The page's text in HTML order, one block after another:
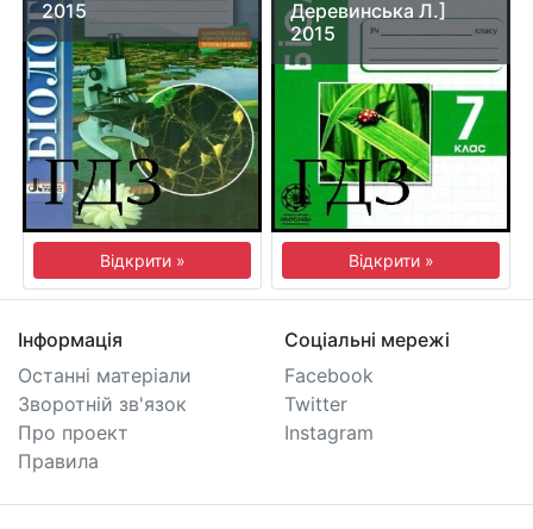
2015
Відкрити »
Деревинська Л.]
2015
Відкрити »
Інформація
Останні матеріали
Зворотній зв'язок
Про проект
Правила
Соціальні мережі
Facebook
Twitter
Instagram